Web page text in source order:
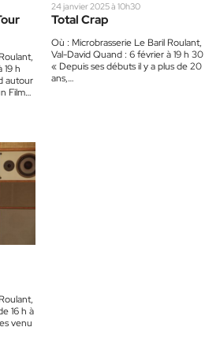
h
autour
Film…
24 janvier 2025 à 10h30
Total Crap
Où : Microbrasserie Le Baril Roulant,
Val-David Quand : 6 février à 19 h 30
« Depuis ses débuts il y a plus de 20
ans,…
16 h à
venu